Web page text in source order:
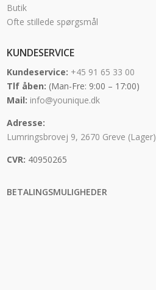
Butik
Ofte stillede spørgsmål
KUNDESERVICE
Kundeservice: +45 91 65 33 00
Tlf åben: (Man-Fre: 9:00 – 17:00)
Mail: info@younique.dk
Adresse:
Lumringsbrovej 9, 2670 Greve (Lager)
CVR: 40950265
BETALINGSMULIGHEDER